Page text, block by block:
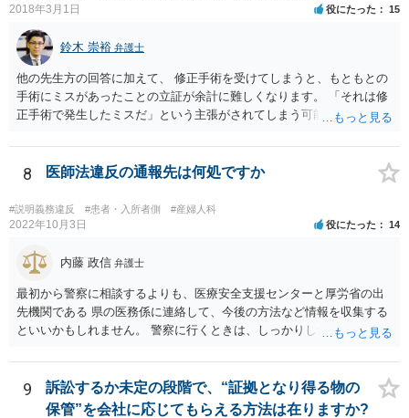
2018年3月1日 役にたった 15
鈴木 崇裕 弁護士
他の先生方の回答に加えて、 修正手術を受けてしまうと、もともとの
手術にミスがあったことの立証が余計に難しくなります。 「それは修
正手術で発生したミスだ」という主張がされてしまう可能性があるか
検討なさっているのであれば、修正手術を受けるまえに弁護士に相談
して対応を決めることを強くお勧めいたします。
8 医師法違反の通報先は何処ですか
#説明義務違反 #患者・入所者側 #産婦人科
2022年10月3日 役にたった 14
内藤 政信 弁護士
最初から警察に相談するよりも、医療安全支援センターと厚労省の出
先機関である 県の医務係に連絡して、今後の方法など情報を収集する
といいかもしれません。 警察に行くときは、しっかりした被害届ある
9
訴訟するか未定の段階で、“証拠となり得る物の
保管”を会社に応じてもらえる方法は在りますか?